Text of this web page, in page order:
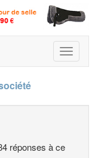
Toggle
réponses à ce